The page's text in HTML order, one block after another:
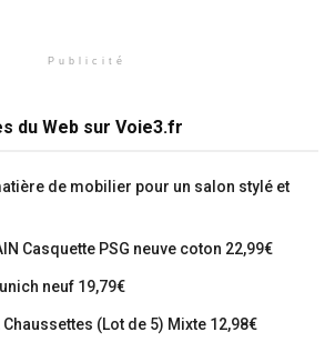
Publicité
du Web sur Voie3.fr
de mobilier pour un salon stylé et
Casquette PSG neuve coton 22,99€
neuf 19,79€
(Lot de 5) Mixte 12,98€